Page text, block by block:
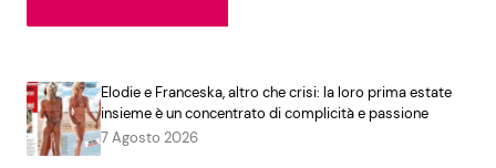
Elodie e Franceska, altro che crisi: la loro prima estate
insieme è un concentrato di complicità e passione
7 Agosto 2026